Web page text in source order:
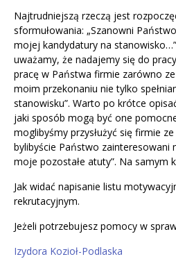
Najtrudniejszą rzeczą jest
sformułowania: „Szanowni
mojej kandydatury na
uważamy, że nadajemy się do
pracę w Państwa firmie zarówno
moim przekonaniu nie tylko
stanowisku”. Warto po krótce
jaki sposób mogą być one
moglibyśmy przysłużyć się firmie
bylibyście Państwo
moje pozostałe atuty”. Na samym
Jak widać napisanie listu
rekrutacyjnym.
Jeżeli potrzebujesz pomocy w
Izydora Kozioł-Podlaska